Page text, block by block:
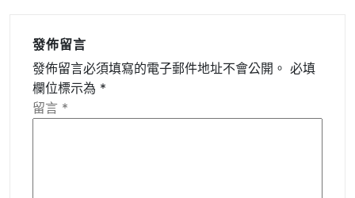
發佈留言
發佈留言必須填寫的電子郵件地址不會公開。 必填
欄位標示為 *
留言 *